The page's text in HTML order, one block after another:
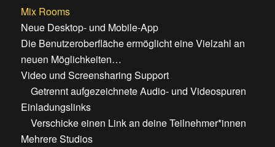
Mix Rooms
Neue Desktop- und Mobile-App
Die Benutzeroberfläche ermöglicht eine Vielzahl an
neuen Möglichkeiten…
Video und Screensharing Support
Getrennt aufgezeichnete Audio- und Videospuren
Einladungslinks
Verschicke einen Link an deine Teilnehmer*innen
Mehrere Studios